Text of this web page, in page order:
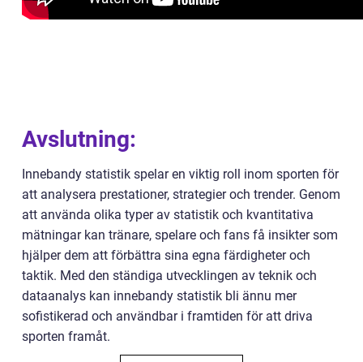
Avslutning:
Innebandy statistik spelar en viktig roll inom sporten för
att analysera prestationer, strategier och trender. Genom
att använda olika typer av statistik och kvantitativa
mätningar kan tränare, spelare och fans få insikter som
hjälper dem att förbättra sina egna färdigheter och
taktik. Med den ständiga utvecklingen av teknik och
dataanalys kan innebandy statistik bli ännu mer
sofistikerad och användbar i framtiden för att driva
sporten framåt.